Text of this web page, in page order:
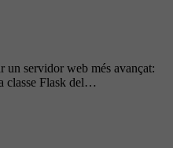
un servidor web més avançat:
classe Flask del…